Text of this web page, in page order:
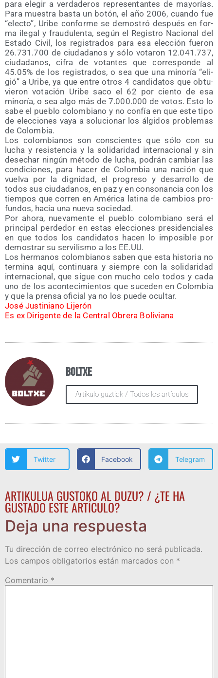
para ele­gir a ver­da­de­ros repre­sen­tan­tes de mayo­rías.
Para mues­tra bas­ta un botón, el año 2006, cuan­do fue
“elec­to”, Uri­be con­for­me se demos­tró des­pués en for­
ma ile­gal y frau­du­len­ta, según el Regis­tro Nacio­nal del
Esta­do Civil, los regis­tra­dos para esa elec­ción fue­ron
26.731.700 de ciu­da­da­nos y sólo vota­ron 12.041.737,
ciu­da­da­nos, cifra de votan­tes que corres­pon­de al
45.05% de los regis­tra­dos, o sea que una mino­ría “eli­
gió” a Uri­be, ya que entre otros 4 can­di­da­tos que obtu­
vie­ron vota­ción Uri­be saco el 62 por cien­to de esa
mino­ría, o sea algo más de 7.000.000 de votos. Esto lo
sabe el pue­blo colom­biano y no con­fía en que este tipo
de elec­cio­nes vaya a solu­cio­nar los álgi­dos pro­ble­mas
de Colombia.
Los colom­bia­nos son cons­cien­tes que sólo con su
lucha y resis­ten­cia y la soli­da­ri­dad inter­na­cio­nal y sin
dese­char nin­gún méto­do de lucha, podrán cam­biar las
con­di­cio­nes, para hacer de Colom­bia una nación que
vuel­va por la dig­ni­dad, el pro­gre­so y desa­rro­llo de
todos sus ciu­da­da­nos, en paz y en con­so­nan­cia con los
tiem­pos que corren en Amé­ri­ca lati­na de cam­bios pro­
fun­dos, hacia una nue­va sociedad.
Por aho­ra, nue­va­men­te el pue­blo colom­biano será el
prin­ci­pal per­de­dor en estas elec­cio­nes pre­si­den­cia­les
en que todos los can­di­da­tos hacen lo impo­si­ble por
demos­trar su ser­vi­lis­mo a los EE.UU.
Los her­ma­nos colom­bia­nos saben que esta his­to­ria no
ter­mi­na aquí, con­ti­nua­ra y siem­pre con la soli­da­ri­dad
inter­na­cio­nal, que sigue con mucho celo todos y cada
uno de los acon­te­ci­mien­tos que suce­den en Colom­bia
y que la pren­sa ofi­cial ya no los pue­de ocultar.
José Jus­ti­niano Lijerón
Es ex Diri­gen­te de la Cen­tral Obre­ra Boliviana
Boltxe
Artikulo guztiak / Todos los artículos
Twitter Facebook Telegram
ARTIKULUA GUSTOKO AL DUZU? / ¿TE HA
GUSTADO ESTE ARTÍCULO?
Deja una respuesta
Tu dirección de correo electrónico no será publicada.
Los campos obligatorios están marcados con *
Comentario *